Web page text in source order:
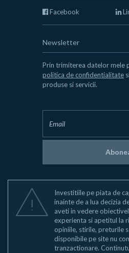
Facebook
Newsletter
Prin trimiterea datelor mele
politica de confidentialitate
produse si servicii.
Investitiile pe piata de
inainte de a lua decizia
aveti in vedere
experienta si apetitul la
opiniile, stirile, preturile
disponibile pe site nu
tranzactionare.